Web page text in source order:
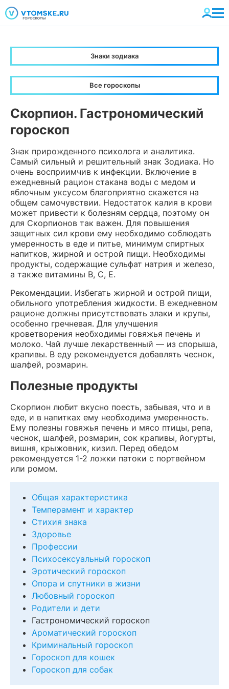
Знаки зодиака
Скорпион. Гастрономический
гороскоп
Знак прирожденного психолога и аналитика.
Самый сильный и решительный знак Зодиака. Но
очень восприимчив к инфекции. Включение в
ежедневный рацион стакана воды с медом и
яблочным уксусом благоприятно скажется на
общем самочувствии. Недостаток калия в крови
может привести к болезням сердца, поэтому он
для Скорпионов так важен. Для повышения
защитных сил крови ему необходимо соблюдать
умеренность в еде и питье, минимум спиртных
напитков, жирной и острой пищи. Необходимы
продукты, содержащие сульфат натрия и железо,
а также витамины В, С, Е.
Рекомендации. Избегать жирной и острой пищи,
обильного употребления жидкости. В ежедневном
рационе должны присутствовать злаки и крупы,
особенно гречневая. Для улучшения
кроветворения необходимы говяжья печень и
молоко. Чай лучше лекарственный — из спорыша,
крапивы. В еду рекомендуется добавлять чеснок,
шалфей, розмарин.
Полезные продукты
Скорпион любит вкусно поесть, забывая, что и в
еде, и в напитках ему необходима умеренность.
Ему полезны говяжья печень и мясо птицы, репа,
чеснок, шалфей, розмарин, сок крапивы, йогурты,
вишня, крыжовник, кизил. Перед обедом
рекомендуется 1-2 ложки патоки с портвейном
или ромом.
Общая характеристика
Темперамент и характер
Стихия знака
Здоровье
Профессии
Психосексуальный гороскоп
Эротический гороскоп
Опора и спутники в жизни
Любовный гороскоп
Родители и дети
Гастрономический гороскоп
Ароматический гороскоп
Криминальный гороскоп
Гороскоп для кошек
Гороскоп для собак
Все гороскопы